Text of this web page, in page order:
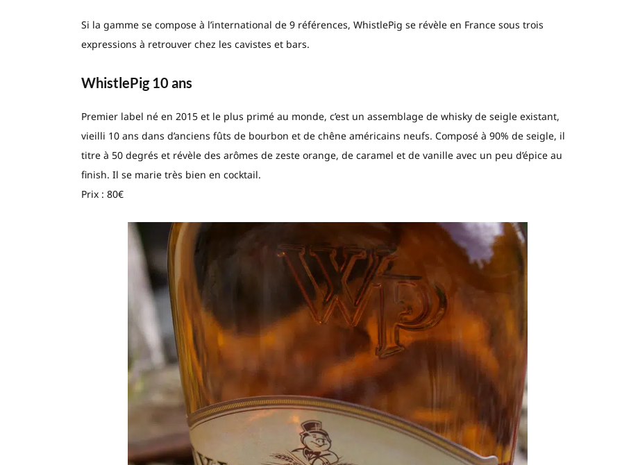
Si la gamme se compose à l’international de 9 références, WhistlePig se révèle en France sous trois
expressions à retrouver chez les cavistes et bars.
WhistlePig 10 ans
Premier label né en 2015 et le plus primé au monde, c’est un assemblage de whisky de seigle existant,
vieilli 10 ans dans d’anciens fûts de bourbon et de chêne américains neufs. Composé à 90% de seigle, il
titre à 50 degrés et révèle des arômes de zeste orange, de caramel et de vanille avec un peu d’épice au
finish. Il se marie très bien en cocktail.
Prix : 80€